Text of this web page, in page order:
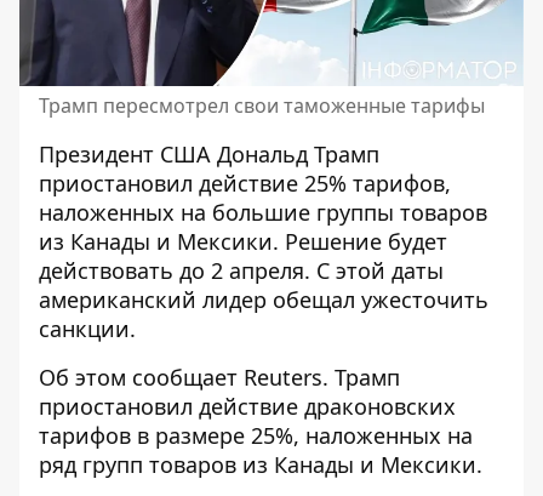
Трамп пересмотрел свои таможенные тарифы
Президент США Дональд Трамп
приостановил действие 25% тарифов,
наложенных на большие группы товаров
из Канады и Мексики. Решение будет
действовать до 2 апреля. С этой даты
американский лидер обещал ужесточить
санкции.
Об этом сообщает Reuters. Трамп
приостановил действие драконовских
тарифов в размере 25%, наложенных на
ряд групп товаров из Канады и Мексики.